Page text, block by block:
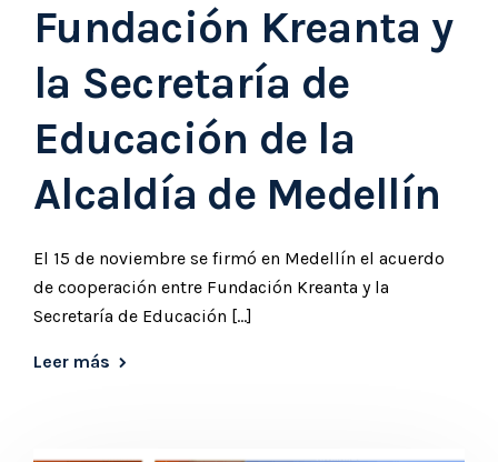
Fundación Kreanta y
la Secretaría de
Educación de la
Alcaldía de Medellín
El 15 de noviembre se firmó en Medellín el acuerdo
de cooperación entre Fundación Kreanta y la
Secretaría de Educación […]
Leer más